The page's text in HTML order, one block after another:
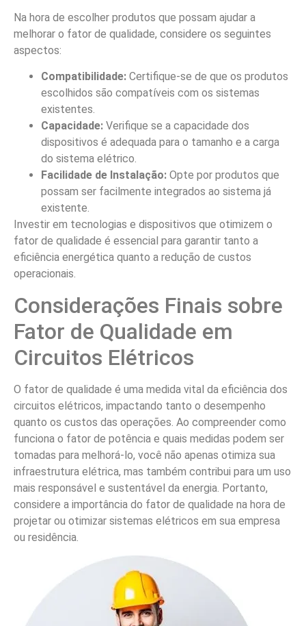
Na hora de escolher produtos que possam ajudar a
melhorar o fator de qualidade, considere os seguintes
aspectos:
Compatibilidade: Certifique-se de que os produtos
escolhidos são compatíveis com os sistemas
existentes.
Capacidade: Verifique se a capacidade dos
dispositivos é adequada para o tamanho e a carga
do sistema elétrico.
Facilidade de Instalação: Opte por produtos que
possam ser facilmente integrados ao sistema já
existente.
Investir em tecnologias e dispositivos que otimizem o
fator de qualidade é essencial para garantir tanto a
eficiência energética quanto a redução de custos
operacionais.
Considerações Finais sobre
Fator de Qualidade em
Circuitos Elétricos
O fator de qualidade é uma medida vital da eficiência dos
circuitos elétricos, impactando tanto o desempenho
quanto os custos das operações. Ao compreender como
funciona o fator de potência e quais medidas podem ser
tomadas para melhorá-lo, você não apenas otimiza sua
infraestrutura elétrica, mas também contribui para um uso
mais responsável e sustentável da energia. Portanto,
considere a importância do fator de qualidade na hora de
projetar ou otimizar sistemas elétricos em sua empresa
ou residência.